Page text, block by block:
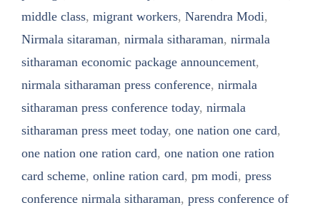
middle class, migrant workers, Narendra Modi,
Nirmala sitaraman, nirmala sitharaman, nirmala
sitharaman economic package announcement,
nirmala sitharaman press conference, nirmala
sitharaman press conference today, nirmala
sitharaman press meet today, one nation one card,
one nation one ration card, one nation one ration
card scheme, online ration card, pm modi, press
conference nirmala sitharaman, press conference of